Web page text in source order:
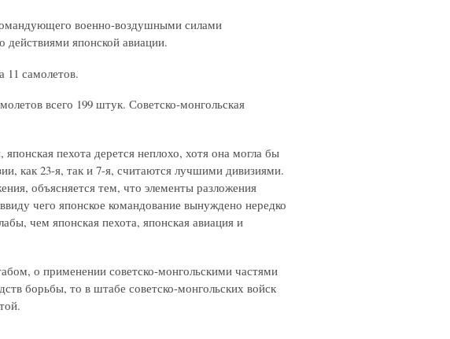
военно-воздушными силами
действиями японской авиации.
11 самолетов.
всего 199 штук. Советско-монгольская
пехота дерется неплохо, хотя она могла бы
как 23-я, так и 7-я, считаются лучшими дивизиями.
объясняется тем, что элементы разложения
чего японское командование вынуждено нередко
чем японская пехота, японская авиация и
о применении советско-монгольскими частями
борьбы, то в штабе советско-монгольских войск